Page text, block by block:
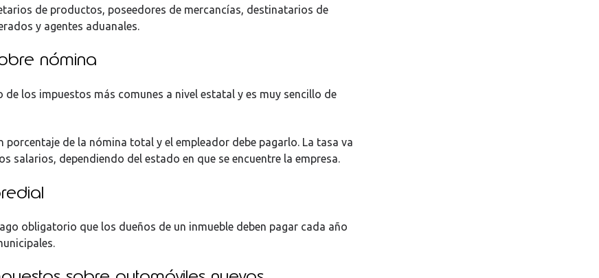
de productos, poseedores de mercancías, destinatarios de
y agentes aduanales.
nómina
de los impuestos más comunes a nivel estatal y es muy sencillo de
porcentaje de la nómina total y el empleador debe pagarlo. La tasa va
salarios, dependiendo del estado en que se encuentre la empresa.
obligatorio que los dueños de un inmueble deben pagar cada año